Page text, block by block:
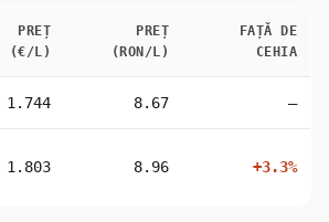
PREȚ
(€/L)
PREȚ
(RON/L)
FAȚĂ DE
CEHIA
1.744 8.67 —
1.803 8.96 +3.3%